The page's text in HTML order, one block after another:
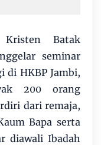
Batak
seminar
di HKBP Jambi,
200 orang
dari remaja,
Bapa serta
diawali Ibadah